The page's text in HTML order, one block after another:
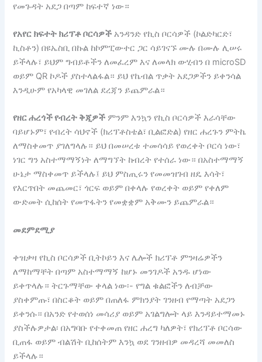
የመጉዳት አደጋ በጣም ከፍተኛ ነው።
የአየር ክፍተት ክሪፕቶ ቦርሳዎች አንዳንድ የኪስ ቦርሳዎች (ኮልድካርድ፣
ኪስቶን) በዩኤስቢ በኩል ከኮምፒውተር ጋር ሳይገናኙ ሙሉ በሙሉ ሊሠሩ
ይችላሉ፣ ይህም ግብይቶችን ለመፈረም እና ለመላክ ውሂብን በ microSD
ወይም QR ኮዶች ያስተላልፋል። ይህ የኬብል ጥቃት አደጋዎችን ይቀንሳል
እንዲሁም የአካላዊ መገለል ደረጃን ይጨምራል።
የዘር ሐረጎች የብረት ቅጂዎች ምንም እንኳን የኪስ ቦርሳዎች እራሳቸው
ባይሆኑም፣ የብረት ሳህኖች (ክሪፕቶስቴል፣ ቢልፎድል) የዘር ሐረጉን ምትኬ
ለማስቀመጥ ያገለግላሉ። ይህ በመሠረቱ ተመሳሳይ የወረቀት ቦርሳ ነው፣
ነገር ግን አስተማማኝነት ለማግኘት ከብረት የተሰራ ነው። በአስተማማኝ
ሁኔታ ማስቀመጥ ይችላሉ፤ ይህ ምስጢሩን የመመዝገብ ዘዴ እሳት፣
የእርጥበት መጨመር፣ ጎርፍ ወይም በቀላሉ የወረቀት ወይም የቀለም
ውድመት ሲከሰት የመጥፋትን የመቋቋም አቅሙን ይጨምራል።
መደምደሚያ
ቀዝቃዛ የኪስ ቦርሳዎች ቢትኮይን እና ሌሎች ክሪፕቶ ምንዛሬዎችን
ለማከማቸት በጣም አስተማማኝ ከሆኑ መንገዶች አንዱ ሆነው
ይቀጥላሉ። ትርጉማቸው ቀላል ነው፡- የግል ቁልፎችን ለብቻው
ያስቀምጡ፣ በስርቆት ወይም በጠለፋ ምክንያት ገንዘብ የማጣት አደጋን
ይቀንሱ። በአንድ የተወሰነ መሳሪያ ወይም አገልግሎት ላይ እንዳይተማመኑ
ያስችሉዎታል፡ በአግባቡ የተቀመጠ የዘር ሐረግ ካለዎት፣ የክሪፕቶ ቦርሳው
ቢጠፋ ወይም ብልሽት ቢከሰትም እንኳ ወደ ገንዘብዎ መዳረሻ መመለስ
ይችላሉ።